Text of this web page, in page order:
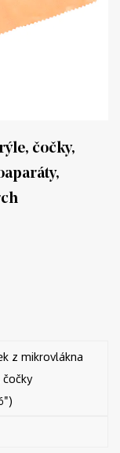
čočky,
z mikrovlákna